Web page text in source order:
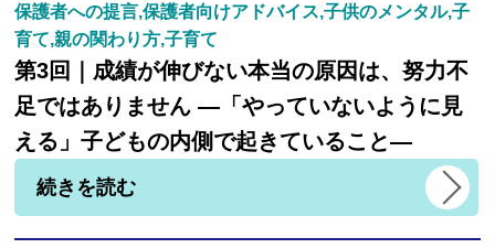
保護者への提言,保護者向けアドバイス,子供のメンタル,子
育て,親の関わり方,子育て
第3回｜成績が伸びない本当の原因は、努力不
足ではありません ―「やっていないように見
える」子どもの内側で起きていること―
続きを読む